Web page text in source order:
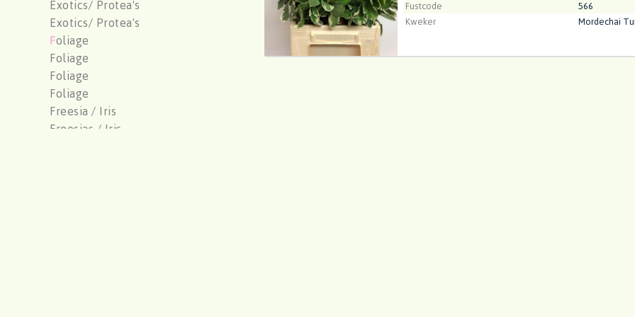
Exotics/ Protea's
Exotics/ Protea's
Foliage
Foliage
Foliage
Foliage
Freesia / Iris
Freesias / Iris
Fustcode
566
Kweker
Mordechai